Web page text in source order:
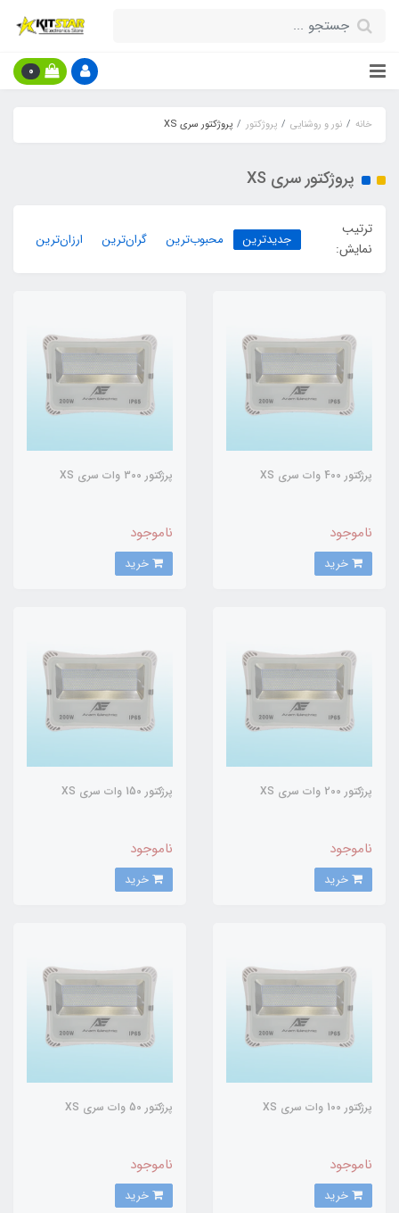
0
خانه نور و روشنایی پروژکتور پروژکتور سری XS
پروژکتور سری XS
ترتیب
نمایش:
جدیدترین محبوب‌ترین گران‌ترین ارزان‌ترین
پرژکتور 400 وات سری XS
ناموجود
پرژکتور 300 وات سری XS
ناموجود
پرژکتور 200 وات سری XS
ناموجود
پرژکتور 150 وات سری XS
ناموجود
پرژکتور 100 وات سری XS
ناموجود
پرژکتور 50 وات سری XS
ناموجود